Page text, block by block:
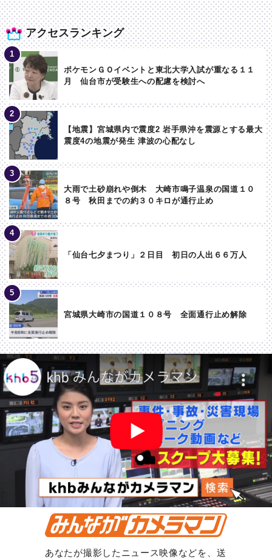
アクセスランキング
ポケモンＧＯイベントと東北大学入試が重なる１１
月 仙台市が受験生への配慮を検討へ
【地震】宮城県内で震度2 岩手県沖を震源とする最大
震度4の地震が発生 津波の心配なし
大雨で土砂崩れや倒木 大崎市鳴子温泉の国道１０
８号 秋田までの約３０キロが通行止め
「仙台七夕まつり」２日目 初日の人出６６万人
宮城県大崎市の国道１０８号 全面通行止め解除
あなたが撮影したニュース映像などを、送